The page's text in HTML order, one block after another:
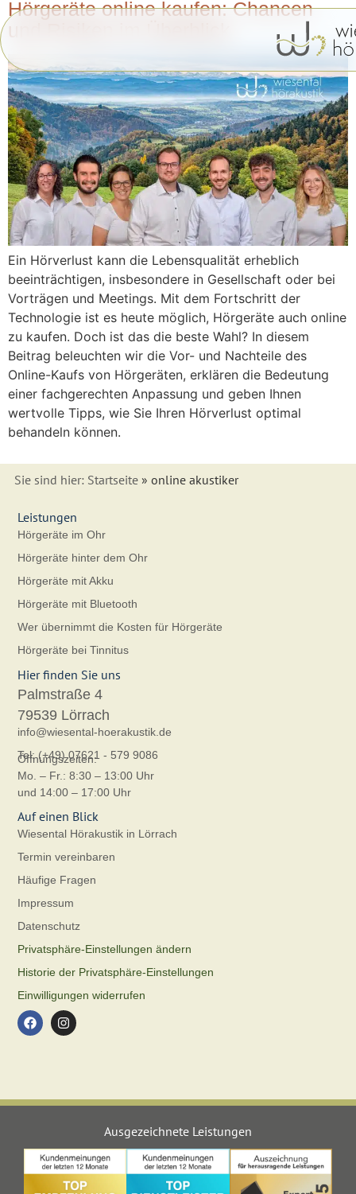
springen
Hörgeräte online kaufen: Chancen
und Risiken im Überblick
Ein Hörverlust kann die Lebensqualität erheblich
beeinträchtigen, insbesondere in Gesellschaft oder bei
Vorträgen und Meetings. Mit dem Fortschritt der
Technologie ist es heute möglich, Hörgeräte auch online
zu kaufen. Doch ist das die beste Wahl? In diesem
Beitrag beleuchten wir die Vor- und Nachteile des
Online-Kaufs von Hörgeräten, erklären die Bedeutung
einer fachgerechten Anpassung und geben Ihnen
wertvolle Tipps, wie Sie Ihren Hörverlust optimal
behandeln können.
Sie sind hier: Startseite» online akustiker
Leistungen
Hörgeräte im Ohr
Hörgeräte hinter dem Ohr
Hörgeräte mit Akku
Hörgeräte mit Bluetooth
Wer übernimmt die Kosten für Hörgeräte
Hörgeräte bei Tinnitus
Hier finden Sie uns
Palmstraße 4
79539 Lörrach
info@wiesental-hoerakustik.de
Tel: (+49) 07621 - 579 9086
Öffnungszeiten:
Mo. – Fr.: 8:30 – 13:00 Uhr
und 14:00 – 17:00 Uhr
Auf einen Blick
Wiesental Hörakustik in Lörrach
Termin vereinbaren
Häufige Fragen
Impressum
Datenschutz
Privatsphäre-Einstellungen ändern
Historie der Privatsphäre-Einstellungen
Einwilligungen widerrufen
Ausgezeichnete Leistungen